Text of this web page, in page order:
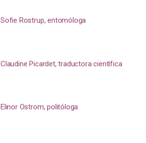
Sofie Rostrup, entomóloga
Claudine Picardet, traductora científica
Elinor Ostrom, politóloga